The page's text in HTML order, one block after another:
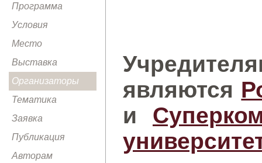
Программа
Условия
Место
Выставка
Организаторы
Тематика
Заявка
Публикация
Авторам
являются
и